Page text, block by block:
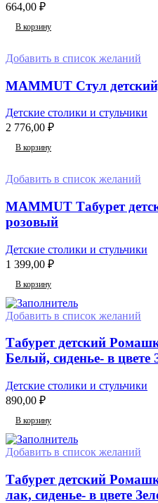
664,00 ₽
В корзину
Добавить в список желаний
MAMMUT Cтул
Детские столики и стульчики
2 776,00 ₽
В корзину
Добавить в список желаний
MAMMUT Табурет
розовый
Детские столики и стульчики
1 399,00 ₽
В корзину
Добавить в список желаний
Табурет детский
Белый, сиденье- в цвете
Детские столики и стульчики
890,00 ₽
В корзину
Добавить в список желаний
Табурет детский
лак, сиденье- в цвете